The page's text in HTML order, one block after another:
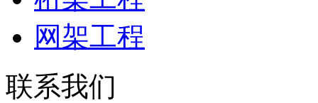
网架工程
联系我们